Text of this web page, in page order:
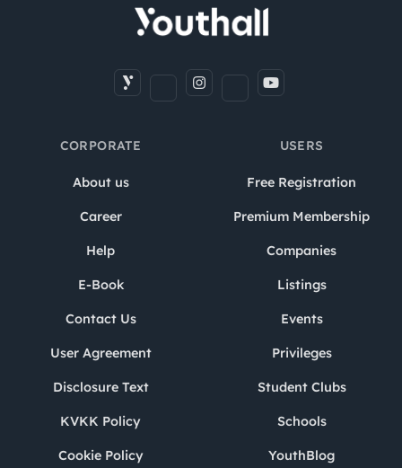
CORPORATE
About us
Career
Help
E-Book
Contact Us
User Agreement
Disclosure Text
KVKK Policy
Cookie Policy
USERS
Free Registration
Premium Membership
Companies
Listings
Events
Privileges
Student Clubs
Schools
YouthBlog